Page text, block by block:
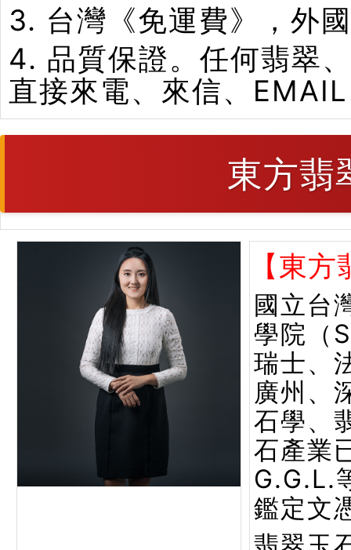
3. 台灣《免運費》，外
4. 品質保證。任何翡翠
直接來電、來信、
東方翡
【東
國立台
學院（
瑞士、
廣州、
石學、
石產業
G.G.L.
鑑定文